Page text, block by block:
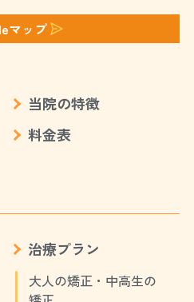
マップ
当院の特徴
料金表
治療プラン
大人の矯正・中高生の